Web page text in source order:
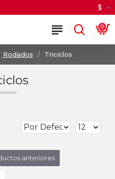
$
0
Rodados Triciclos
anteriores